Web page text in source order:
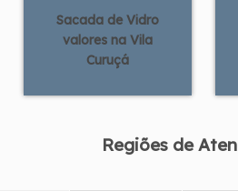
Sacada de Vidro
valores na Vila
Curuçá
Regiões de